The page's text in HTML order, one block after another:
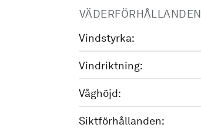
VÄDERFÖRHÅLLANDEN
Vindstyrka:
Vindriktning:
Våghöjd:
Siktförhållanden: